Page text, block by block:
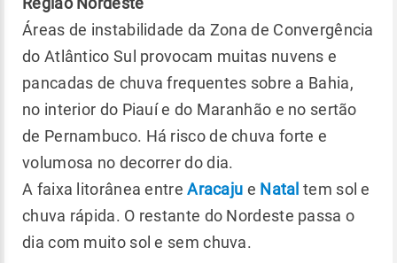
Áreas de instabilidade da Zona de Convergência
do Atlântico Sul provocam muitas nuvens e
pancadas de chuva frequentes sobre a Bahia,
no interior do Piauí e do Maranhão e no sertão
de Pernambuco. Há risco de chuva forte e
volumosa no decorrer do dia.
A faixa litorânea entreAracaju e Natal tem sol e
chuva rápida. O restante do Nordeste passa o
dia com muito sol e sem chuva.